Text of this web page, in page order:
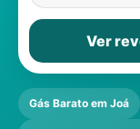
Ver
Gás Barato em Joá